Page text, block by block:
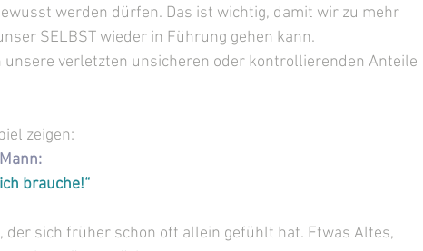
werden dürfen. Das ist wichtig, damit wir zu mehr
SELBST wieder in Führung gehen kann.
verletzten unsicheren oder kontrollierenden Anteile
zeigen:
brauche!“
sich früher schon oft allein gefühlt hat. Etwas Altes,